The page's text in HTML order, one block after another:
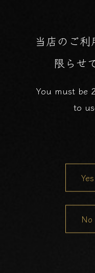
当店のご
限らせ
You must be
to
Yes
No